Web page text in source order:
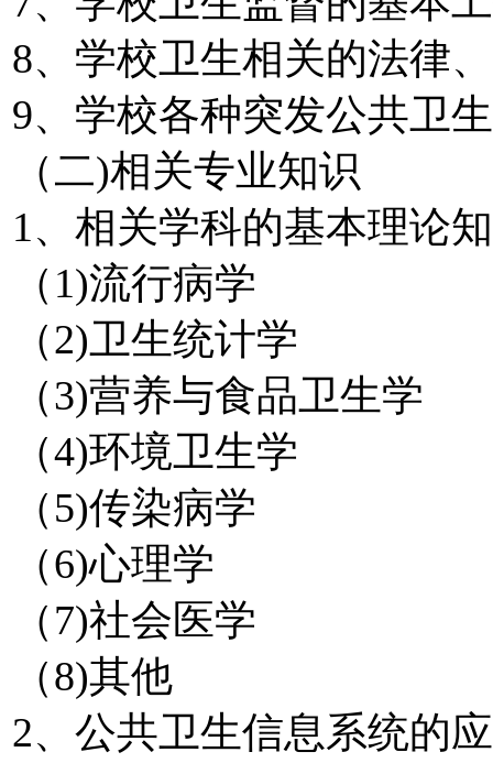
8、学校卫生相关的法律
9、学校各种突发公共卫
（二)相关专业知识
1、相关学科的基本理论
（1)流行病学
（2)卫生统计学
（3)营养与食品卫生学
（4)环境卫生学
（5)传染病学
（6)心理学
（7)社会医学
（8)其他
2、公共卫生信息系统的